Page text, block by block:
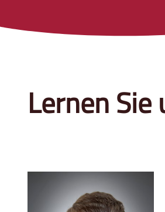
Lernen